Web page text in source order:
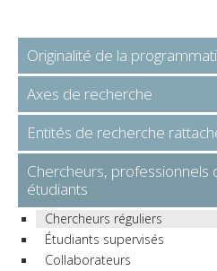
Originalité de la
Axes de recherche
Entités de recherche
Chercheurs, professionnels
étudiants
Chercheurs réguliers
Étudiants supervisés
Collaborateurs